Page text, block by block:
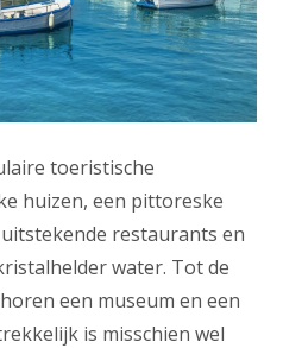
toeristische
huizen, een pittoreske
restaurants en
water. Tot de
een museum en een
is misschien wel